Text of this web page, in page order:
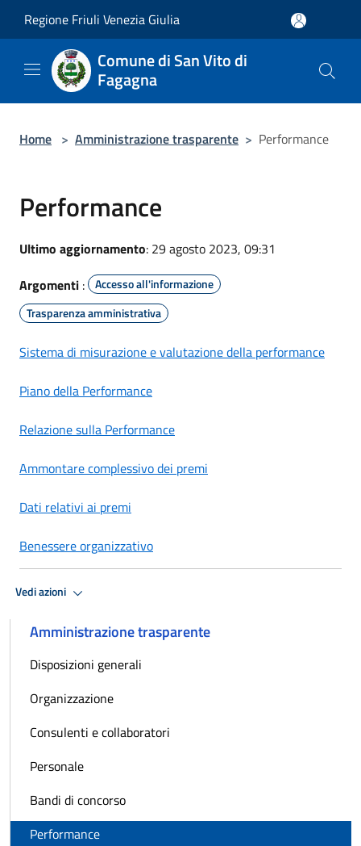
Regione Friuli Venezia Giulia
Comune di San Vito di
Fagagna
Home > Amministrazione trasparente > Performance
Performance
Ultimo aggiornamento: 29 agosto 2023, 09:31
Argomenti :
Accesso all'informazione
Trasparenza amministrativa
Sistema di misurazione e valutazione della performance
Piano della Performance
Relazione sulla Performance
Ammontare complessivo dei premi
Dati relativi ai premi
Benessere organizzativo
Vedi azioni
Amministrazione trasparente
Disposizioni generali
Organizzazione
Consulenti e collaboratori
Personale
Bandi di concorso
Performance